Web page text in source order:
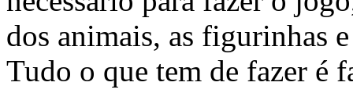
dos animais, as figurinhas
Tudo o que tem de fazer é